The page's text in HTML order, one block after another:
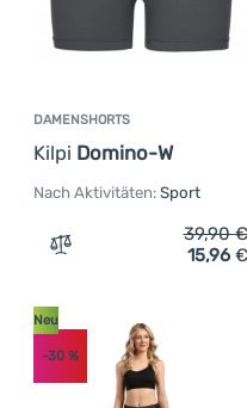
DAMENSHORTS
Kilpi Domino-W
Nach Aktivitäten: Sport
Zum Vergleich
39,90€
15,96 €
Neu
-30 %